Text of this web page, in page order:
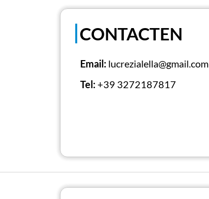
CONTACTEN
Email: lucrezialella@gmail.com
Tel: +39 3272187817